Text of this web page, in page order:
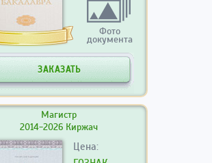
Фото
документа
ЗАКАЗАТЬ
Магистр
2014-2026 Киржач
Цена: